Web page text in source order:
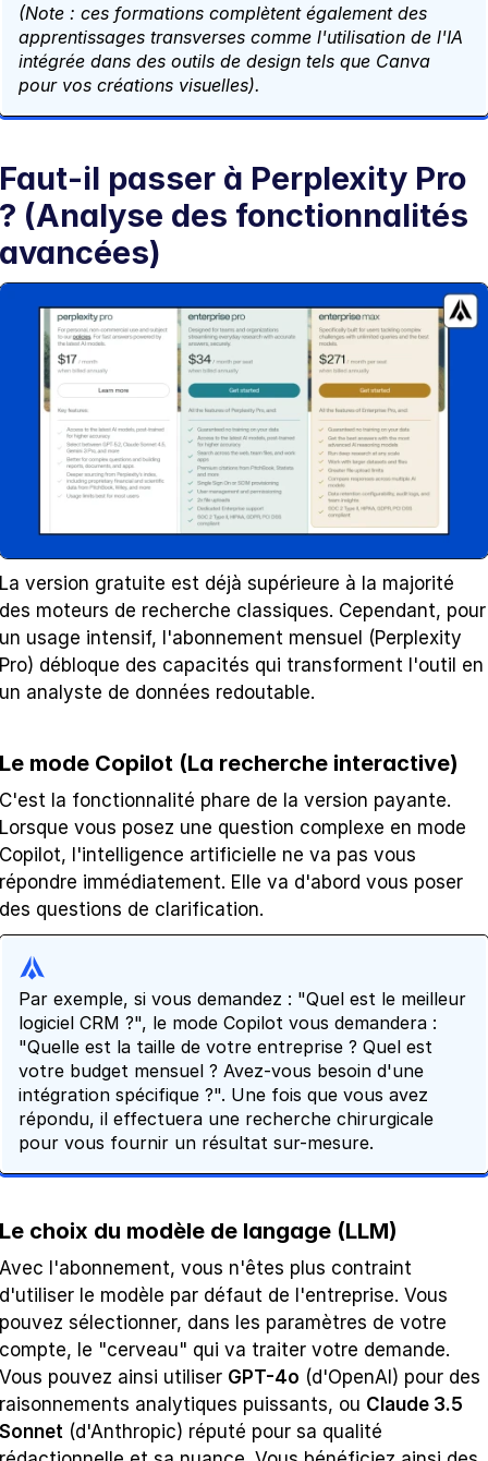
(Note : ces formations complètent également des
apprentissages transverses comme l'utilisation de l'IA
intégrée dans des outils de design tels que Canva
pour vos créations visuelles).
Faut-il passer à Perplexity Pro
? (Analyse des fonctionnalités
avancées)
La version gratuite est déjà supérieure à la majorité
des moteurs de recherche classiques. Cependant, pour
un usage intensif, l'abonnement mensuel (Perplexity
Pro) débloque des capacités qui transforment l'outil en
un analyste de données redoutable.
Le mode Copilot (La recherche interactive)
C'est la fonctionnalité phare de la version payante.
Lorsque vous posez une question complexe en mode
Copilot, l'intelligence artificielle ne va pas vous
répondre immédiatement. Elle va d'abord vous poser
des questions de clarification.
Par exemple, si vous demandez : "Quel est le meilleur
logiciel CRM ?", le mode Copilot vous demandera :
"Quelle est la taille de votre entreprise ? Quel est
votre budget mensuel ? Avez-vous besoin d'une
intégration spécifique ?". Une fois que vous avez
répondu, il effectuera une recherche chirurgicale
pour vous fournir un résultat sur-mesure.
Le choix du modèle de langage (LLM)
Avec l'abonnement, vous n'êtes plus contraint
d'utiliser le modèle par défaut de l'entreprise. Vous
pouvez sélectionner, dans les paramètres de votre
compte, le "cerveau" qui va traiter votre demande.
Vous pouvez ainsi utiliser GPT-4o (d'OpenAI) pour des
raisonnements analytiques puissants, ou Claude 3.5
Sonnet (d'Anthropic) réputé pour sa qualité